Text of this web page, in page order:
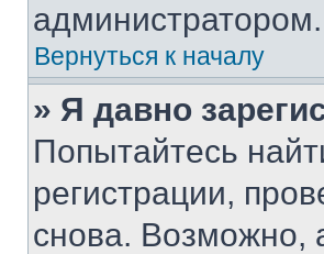
администратором.
Вернуться к началу
» Я давно
Попытайтесь
регистрации,
снова. Возможно,